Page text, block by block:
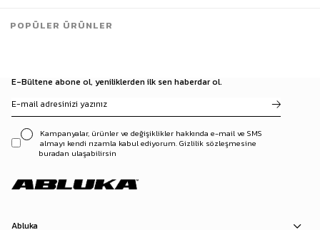
E-Bültene abone ol, yeniliklerden ilk sen haberdar ol.
Kampanyalar, ürünler ve değişiklikler hakkında e-mail ve SMS
almayı kendi rızamla kabul ediyorum. Gizlilik sözleşmesine
buradan ulaşabilirsin
Abluka
POPÜLER ÜRÜNLER